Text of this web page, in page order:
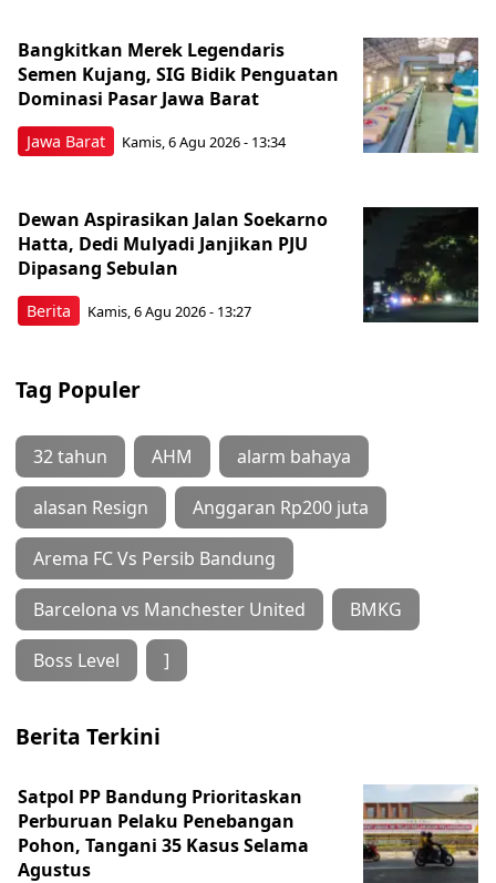
Jawa Barat
Bangkitkan Merek Legendaris
Semen Kujang, SIG Bidik Penguatan
Dominasi Pasar Jawa Barat
Kamis, 6 Agu 2026 - 13:34
Berita
Dewan Aspirasikan Jalan Soekarno
Hatta, Dedi Mulyadi Janjikan PJU
Dipasang Sebulan
Kamis, 6 Agu 2026 - 13:27
Tag Populer
32 tahun AHM alarm bahaya
alasan Resign Anggaran Rp200 juta
Arema FC Vs Persib Bandung
Barcelona vs Manchester United BMKG
Boss Level ]
Berita Terkini
Satpol PP Bandung Prioritaskan
Perburuan Pelaku Penebangan
Pohon, Tangani 35 Kasus Selama
Agustus